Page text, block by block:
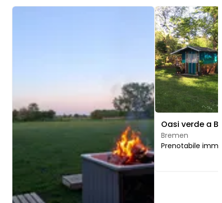
Image 1 of 5 Image 1 of 5
Bremen
Prenotabile